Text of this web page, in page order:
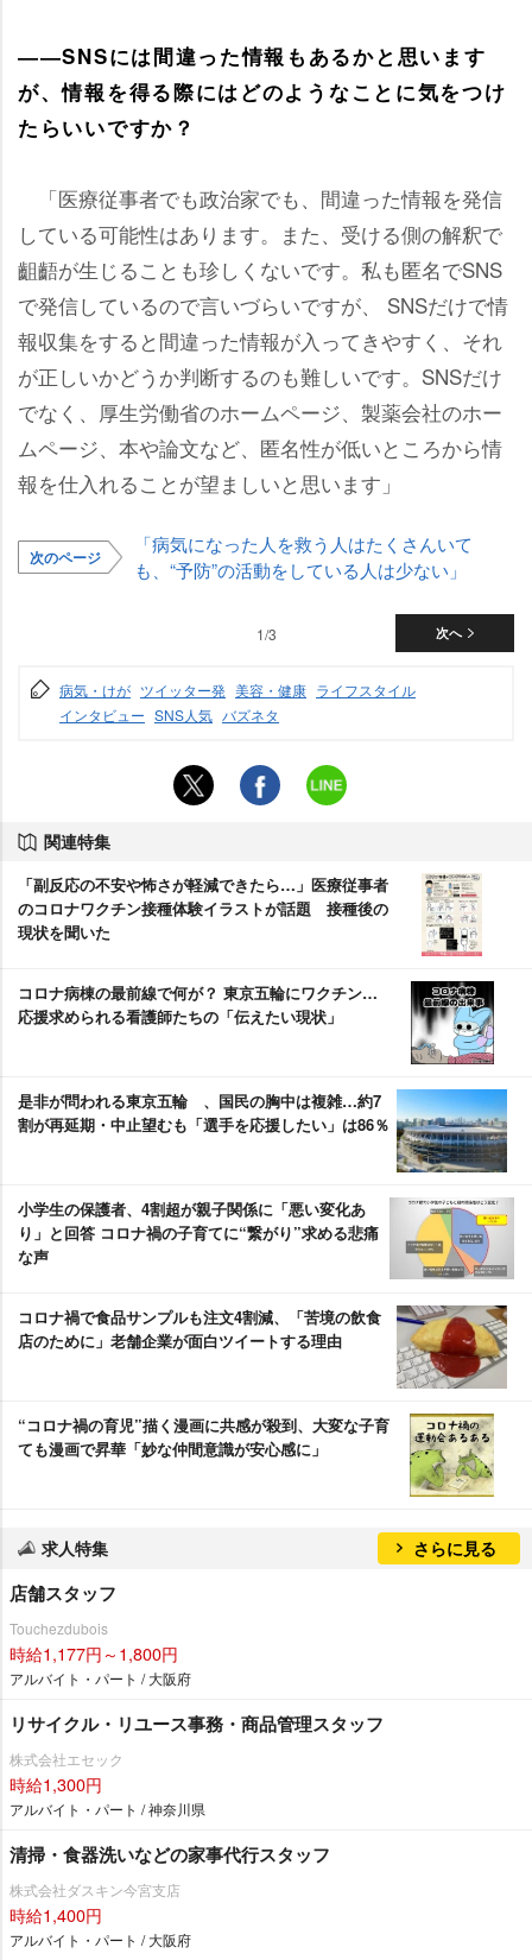
――SNSには間違った情報もあるかと思います
が、情報を得る際にはどのようなことに気をつけ
たらいいですか？
「医療従事者でも政治家でも、間違った情報を発信
している可能性はあります。また、受ける側の解釈で
齟齬が生じることも珍しくないです。私も匿名でSNS
で発信しているので言いづらいですが、 SNSだけで情
報収集をすると間違った情報が入ってきやすく、それ
が正しいかどうか判断するのも難しいです。SNSだけ
でなく、厚生労働省のホームページ、製薬会社のホー
ムページ、本や論文など、匿名性が低いところから情
報を仕入れることが望ましいと思います」
次のページ
「病気になった人を救う人はたくさんいて
も、“予防”の活動をしている人は少ない」
次へ
1/3
病気・けが ツイッター発 美容・健康 ライフスタイル
インタビュー SNS人気 バズネタ
関連特集
「副反応の不安や怖さが軽減できたら…」医療従事者
のコロナワクチン接種体験イラストが話題 接種後の
現状を聞いた
コロナ病棟の最前線で何が？ 東京五輪にワクチン…
応援求められる看護師たちの「伝えたい現状」
是非が問われる東京五輪 、国民の胸中は複雑…約7
割が再延期・中止望むも「選手を応援したい」は86％
小学生の保護者、4割超が親子関係に「悪い変化あ
り」と回答 コロナ禍の子育てに“繋がり”求める悲痛
な声
コロナ禍で食品サンプルも注文4割減、「苦境の飲食
店のために」老舗企業が面白ツイートする理由
“コロナ禍の育児”描く漫画に共感が殺到、大変な子育
ても漫画で昇華「妙な仲間意識が安心感に」
求人特集 さらに見る
店舗スタッフ
Touchezdubois
時給1,177円～1,800円
アルバイト・パート / 大阪府
リサイクル・リユース事務・商品管理スタッフ
株式会社エセック
時給1,300円
アルバイト・パート / 神奈川県
清掃・食器洗いなどの家事代行スタッフ
株式会社ダスキン今宮支店
時給1,400円
アルバイト・パート / 大阪府